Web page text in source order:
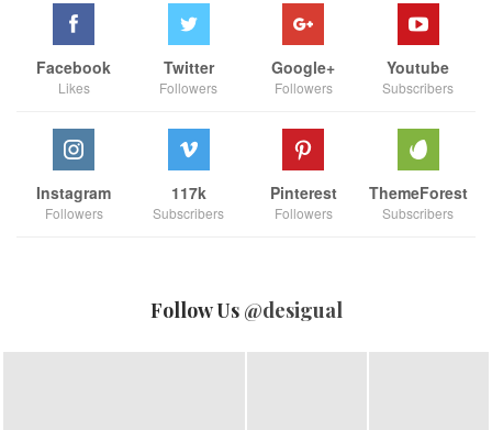
กว่า 30 ร้านค้า ให้ผู้เข้าร่วมงานได้เลือกชมและเลือกซื้อสินค้าพื้น
ถิ่นคุณภาพ ตลอดจนกิจกรรมสาธิตการประกอบอาหาร
“The Lost
Taste รสชาติ…ที่หายไป”ที่ถ่ายทอดเมนูพื้นบ้านโบราณซึ่งหารับ
ประทานได้ยาก สะท้อนคุณค่าภูมิปัญญาท้องถิ่นและวิถีชีวิตดั้งเดิม
โบราณที่สะท้อนวิถีชีวิตและภูมิปัญญาของชุมชน โดยได้รับความ
Facebook
Likes
Twitter
Followers
Google+
Followers
Youtube
Subscribers
Instagram
Followers
117k
Subscribers
Pinterest
Followers
ThemeForest
Subscribers
Follow Us @desigual